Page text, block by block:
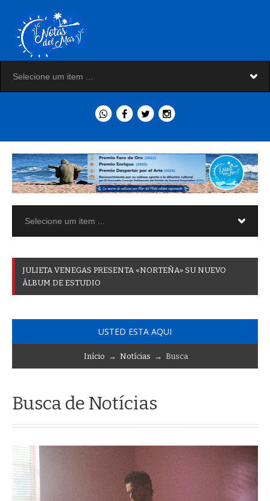
JULIETA VENEGAS PRESENTA «NORTEÑA» SU NUEVO
ÁLBUM DE ESTUDIO
USTED ESTA AQUI
Início → Notícias → Busca
Busca de Notícias